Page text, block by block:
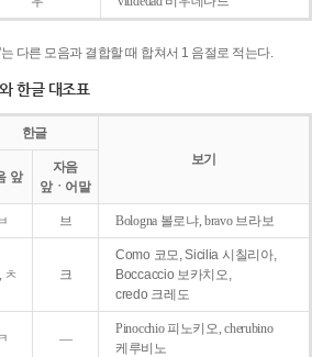
는 다른 모음과 결합할 때 합쳐서 1 음절로 적는다.
한글 대조표
한글
보기
앞
자음
앞ㆍ어말
브 Bologna 볼로냐, bravo 브라보
ㅊ 크
Como 코모, Sicilia 시칠리아,
Boccaccio 보카치오,
credo 크레도
―
Pinocchio 피노키오, cherubino
케루비노